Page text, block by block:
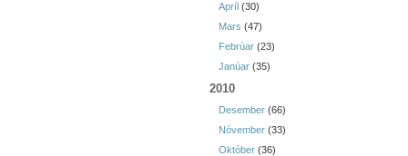
Apríl (30)
Mars (47)
Febrúar (23)
Janúar (35)
2010
Desember (66)
Nóvember (33)
Október (36)